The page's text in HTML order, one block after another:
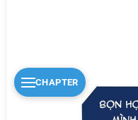
CHAPTER